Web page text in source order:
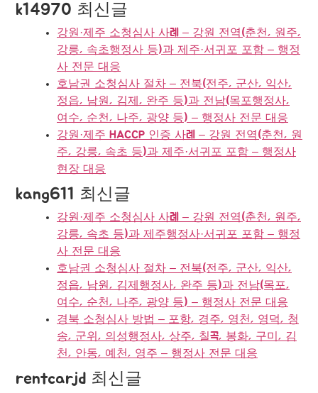
k14970 최신글
강원·제주 소청심사 사례 – 강원 전역(춘천, 원주,
강릉, 속초행정사 등)과 제주·서귀포 포함 – 행정
사 전문 대응
호남권 소청심사 절차 – 전북(전주, 군산, 익산,
정읍, 남원, 김제, 완주 등)과 전남(목포행정사,
여수, 순천, 나주, 광양 등) – 행정사 전문 대응
강원·제주 HACCP 인증 사례 – 강원 전역(춘천, 원
주, 강릉, 속초 등)과 제주·서귀포 포함 – 행정사
현장 대응
kang611 최신글
강원·제주 소청심사 사례 – 강원 전역(춘천, 원주,
강릉, 속초 등)과 제주행정사·서귀포 포함 – 행정
사 전문 대응
호남권 소청심사 절차 – 전북(전주, 군산, 익산,
정읍, 남원, 김제행정사, 완주 등)과 전남(목포,
여수, 순천, 나주, 광양 등) – 행정사 전문 대응
경북 소청심사 방법 – 포항, 경주, 영천, 영덕, 청
송, 군위, 의성행정사, 상주, 칠곡, 봉화, 구미, 김
천, 안동, 예천, 영주 – 행정사 전문 대응
rentcarjd 최신글